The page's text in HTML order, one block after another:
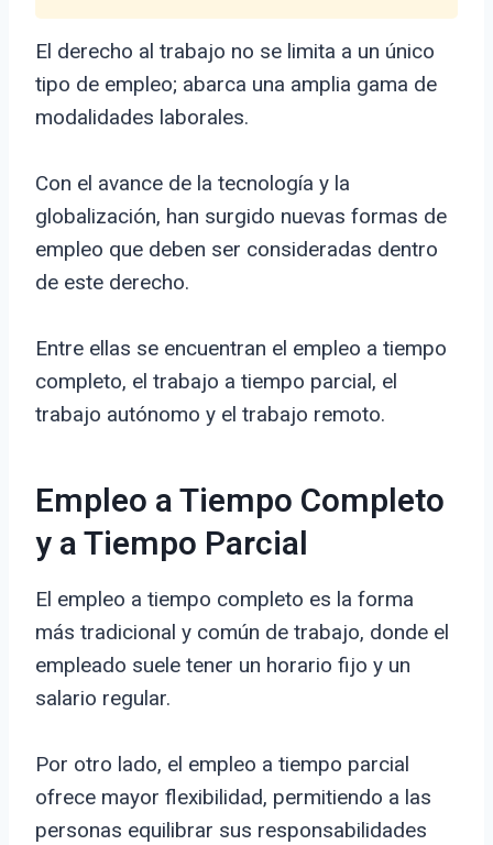
El derecho al trabajo no se limita a un único
tipo de empleo; abarca una amplia gama de
modalidades laborales.
Con el avance de la tecnología y la
globalización, han surgido nuevas formas de
empleo que deben ser consideradas dentro
de este derecho.
Entre ellas se encuentran el empleo a tiempo
completo, el trabajo a tiempo parcial, el
trabajo autónomo y el trabajo remoto.
Empleo a Tiempo Completo
y a Tiempo Parcial
El empleo a tiempo completo es la forma
más tradicional y común de trabajo, donde el
empleado suele tener un horario fijo y un
salario regular.
Por otro lado, el empleo a tiempo parcial
ofrece mayor flexibilidad, permitiendo a las
personas equilibrar sus responsabilidades